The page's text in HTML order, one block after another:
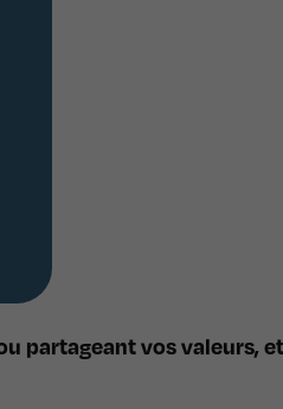
partageant vos valeurs,